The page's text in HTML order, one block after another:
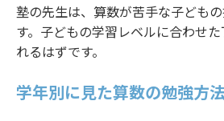
塾の先生は、算数が苦手な子ども
す。子どもの学習レベルに合わせ
れるはずです。
学年別に見た算数の勉強方